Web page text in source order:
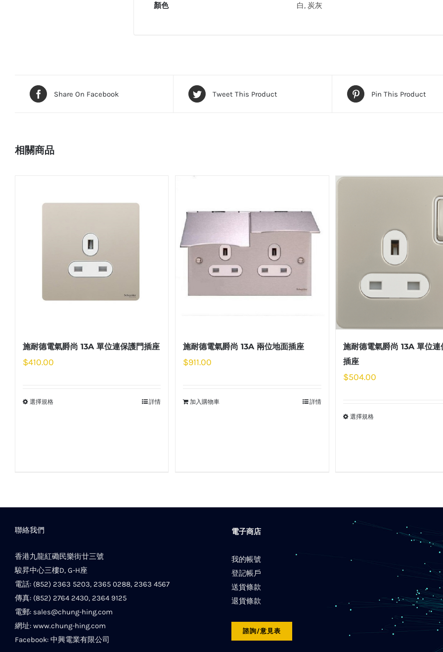
顏色 白, 炭灰
Share On Facebook Tweet This Product Pin This Product
相關商品
施耐德電氣爵尚 13A 單位連保護門插座
$410.00
選擇規格 詳情
施耐德電氣爵尚 13A 兩位地面插座
$911.00
加入購物車 詳情
施耐德電氣爵尚 13A 單位
插座
$504.00
選擇規格
聯絡我們
香港九龍紅磡民樂街廿三號
駿昇中心三樓D, G-H座
電話: (852) 2363 5203, 2365 0288, 2363 4567
傳真: (852) 2764 2430, 2364 9125
電郵: sales@chung-hing.com
網址: www.chung-hing.com
Facebook: 中興電業有限公司
電子商店
我的帳號
登記帳戶
送貨條款
退貨條款
諮詢/意見表